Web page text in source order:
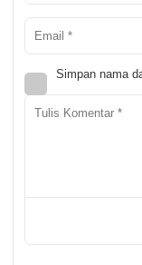
Simpan nama